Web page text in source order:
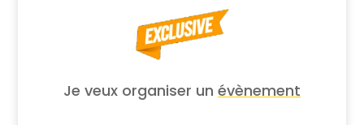
Je veux organiser un évènement